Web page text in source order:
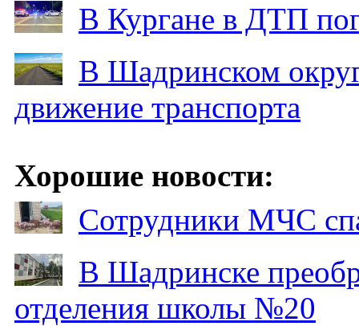
В Кургане в ДТП
В Шадринском
движение транспорта
Хорошие новости:
Сотрудники МЧС
В Шадринске
отделения школы №20